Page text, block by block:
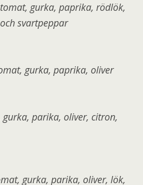
gurka, paprika, rödlök,
svartpeppar
gurka, paprika, oliver
parika, oliver, citron,
gurka, parika, oliver, lök,